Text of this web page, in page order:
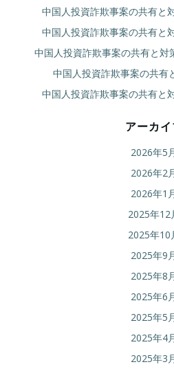
中国人投資詐欺事案の共有と
中国人投資詐欺事案の共有と
中国人投資詐欺事案の共有と対
中国人投資詐欺事案の共有
中国人投資詐欺事案の共有と
アーカ
2026年5
2026年2
2026年1
2025年12
2025年10
2025年9
2025年8
2025年6
2025年5
2025年4
2025年3